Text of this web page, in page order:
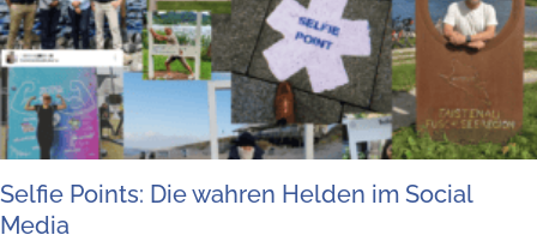
Sel­fie Points: Die wah­ren Hel­den im Social
Media